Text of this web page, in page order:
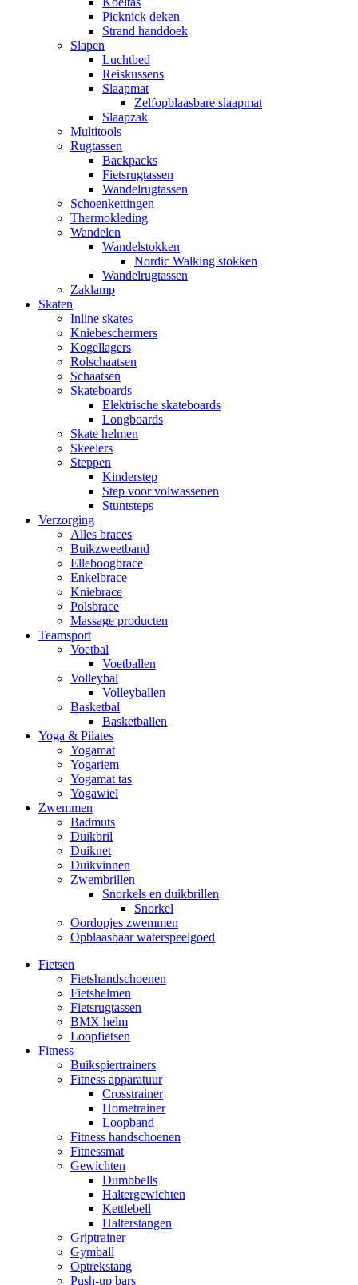
Picknick deken
Strand handdoek
Slapen
Luchtbed
Reiskussens
Slaapmat
Zelfopblaasbare slaapmat
Slaapzak
Multitools
Rugtassen
Backpacks
Fietsrugtassen
Wandelrugtassen
Schoenkettingen
Thermokleding
Wandelen
Wandelstokken
Nordic Walking stokken
Wandelrugtassen
Zaklamp
Skaten
Inline skates
Kniebeschermers
Kogellagers
Rolschaatsen
Schaatsen
Skateboards
Elektrische skateboards
Longboards
Skate helmen
Skeelers
Steppen
Kinderstep
Step voor volwassenen
Stuntsteps
Verzorging
Alles braces
Buikzweetband
Elleboogbrace
Enkelbrace
Kniebrace
Polsbrace
Massage producten
Teamsport
Voetbal
Voetballen
Volleybal
Volleyballen
Basketbal
Basketballen
Yoga & Pilates
Yogamat
Yogariem
Yogamat tas
Yogawiel
Zwemmen
Badmuts
Duikbril
Duiknet
Duikvinnen
Zwembrillen
Snorkels en duikbrillen
Snorkel
Oordopjes zwemmen
Opblaasbaar waterspeelgoed
Fietsen
Fietshandschoenen
Fietshelmen
Fietsrugtassen
BMX helm
Loopfietsen
Fitness
Buikspiertrainers
Fitness apparatuur
Crosstrainer
Hometrainer
Loopband
Fitness handschoenen
Fitnessmat
Gewichten
Dumbbells
Haltergewichten
Kettlebell
Halterstangen
Griptrainer
Gymball
Optrekstang
Push-up bars